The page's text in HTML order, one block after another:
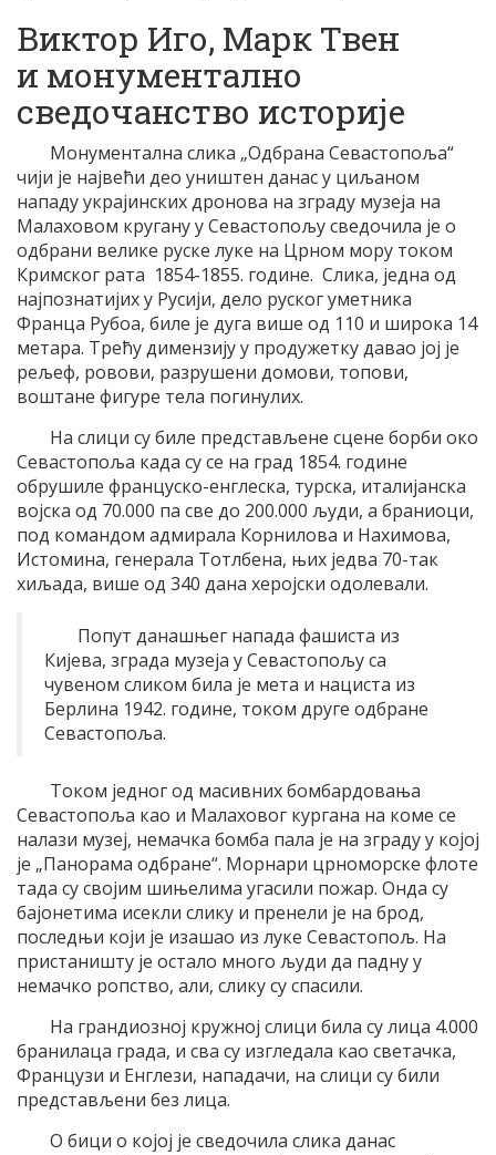
Виктор Иго, Марк Твен
и монументално
сведочанство историје
Монументална слика „Одбрана Севастопоља“
чији је највећи део уништен данас у циљаном
нападу украјинских дронова на зграду музеја на
Малаховом кругану у Севастопољу сведочила је о
одбрани велике руске луке на Црном мору током
Кримског рата 1854-1855. године. Слика, једна од
најпознатијих у Русији, дело руског уметника
Франца Рубоа, биле је дуга више од 110 и широка 14
метара. Трећу димензију у продужетку давао јој је
рељеф, ровови, разрушени домови, топови,
воштане фигуре тела погинулих.
На слици су биле представљене сцене борби око
Севастопоља када су се на град 1854. године
обрушиле француско-енглеска, турска, италијанска
војска од 70.000 па све до 200.000 људи, а браниоци,
под командом адмирала Корнилова и Нахимова,
Истомина, генерала Тотлбена, њих једва 70-так
хиљада, више од 340 дана херојски одолевали.
Попут данашњег напада фашиста из
Кијева, зграда музеја у Севастопољу са
чувеном сликом била је мета и нациста из
Берлина 1942. године, током друге одбране
Севастопоља.
Током једног од масивних бомбардовања
Севастопоља као и Малаховог кургана на коме се
налази музеј, немачка бомба пала је на зграду у којој
је „Панорама одбране“. Морнари црноморске флоте
тада су својим шињелима угасили пожар. Онда су
бајонетима исекли слику и пренели је на брод,
последњи који је изашао из луке Севастопољ. На
пристаништу је остало много људи да падну у
немачко ропство, али, слику су спасили.
На грандиозној кружној слици била су лица 4.000
бранилаца града, и сва су изгледала као светачка,
Французи и Енглези, нападачи, на слици су били
представљени без лица.
О бици о којој је сведочила слика данас